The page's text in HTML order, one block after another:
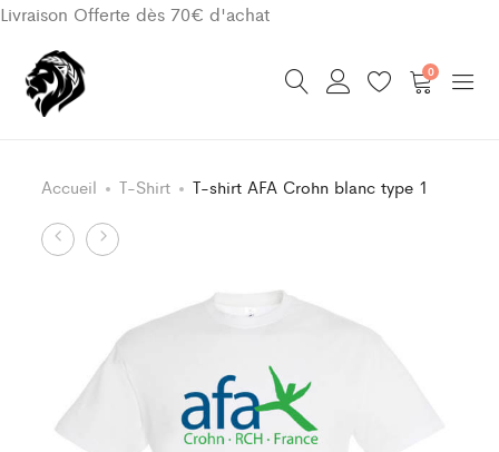
Livraison Offerte dès 70€ d'achat
0
Accueil T-Shirt T-shirt AFA Crohn blanc type 1
Product
T-
violet
Type
T-
Crohn
blanc